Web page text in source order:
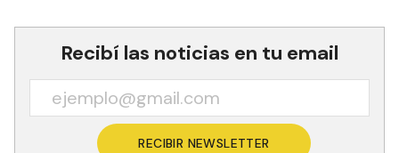
Recibí las noticias en tu email
RECIBIR NEWSLETTER